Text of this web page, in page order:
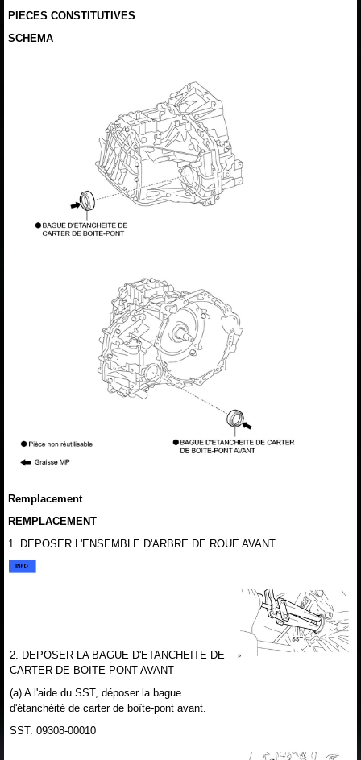
PIECES CONSTITUTIVES
SCHEMA
Remplacement
REMPLACEMENT
1. DEPOSER L'ENSEMBLE D'ARBRE DE ROUE AVANT
2. DEPOSER LA BAGUE D'ETANCHEITE DE
CARTER DE BOITE-PONT AVANT
(a) A l'aide du SST, déposer la bague
d'étanchéité de carter de boîte-pont avant.
SST: 09308-00010